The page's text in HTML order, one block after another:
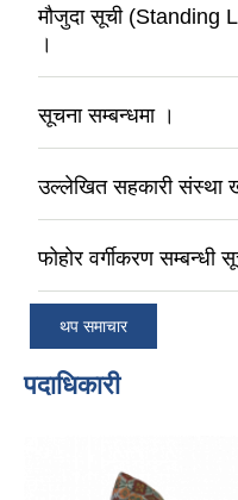
मौजुदा सूची (Standing
।
सूचना सम्बन्धमा ।
उल्लेखित सहकारी संस्था
फोहोर वर्गीकरण सम्बन्धी
थप समाचार
पदाधिकारी